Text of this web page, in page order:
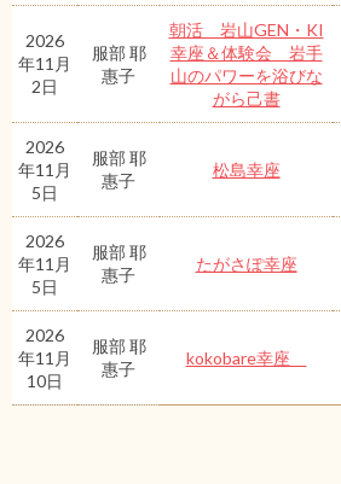
2026
年11月
2日
服部 耶
惠子
朝活 岩山GEN・KI
幸座＆体験会 岩手
山のパワーを浴びな
がら己書
2026
年11月
5日
服部 耶
惠子
松島幸座
2026
年11月
5日
服部 耶
惠子
たがさぽ幸座
2026
年11月
10日
服部 耶
惠子
kokobare幸座